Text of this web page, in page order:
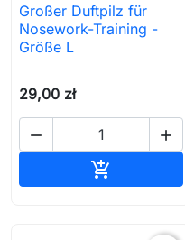
Großer Duftpilz für
Nosework-Training -
Größe L
29,00 zł
 
